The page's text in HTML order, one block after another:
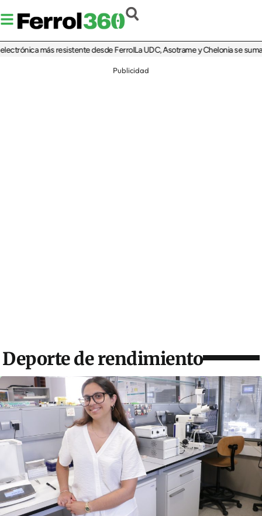
más resistente desde FerrolLa UDC, Asotrame y Chelonia se suman al
Publicidad
Deporte de rendimiento